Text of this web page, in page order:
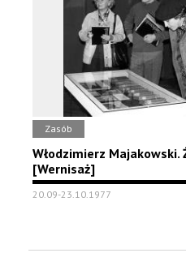
Zasób
Włodzimierz Majakowski.
[Wernisaż]
20.09-23.10.1977